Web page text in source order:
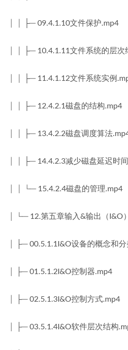
│ │ ├─ 09.4.1.10文件保护.mp4
│ │ ├─ 10.4.1.11文件系统的层次
│ │ ├─ 11.4.1.12文件系统实例
│ │ ├─ 12.4.2.1磁盘的结构.mp4
│ │ ├─ 13.4.2.2磁盘调度算法
│ │ ├─ 14.4.2.3减少磁盘延迟时
│ │ └─ 15.4.2.4磁盘的管理.mp4
│ └─ 12.第五章输入&输出（I&O
│ ├─ 00.5.1.1I&O设备的概念和
│ ├─ 01.5.1.2I&O控制器.mp4
│ ├─ 02.5.1.3I&O控制方式.mp4
│ ├─ 03.5.1.4I&O软件层次结构